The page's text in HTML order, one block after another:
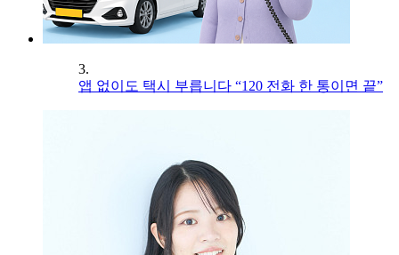
3.
앱 없이도 택시 부릅니다 “120 전화 한 통이면 끝”